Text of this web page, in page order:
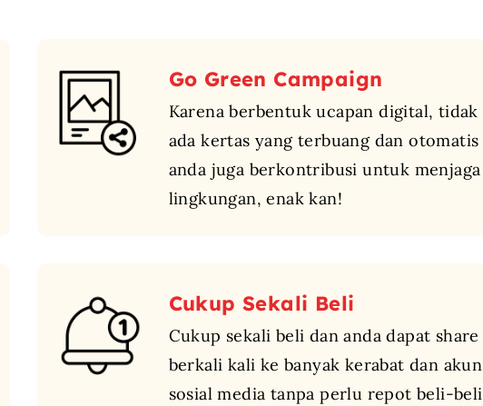
Go Green Campaign
Karena berbentuk ucapan digital, tidak
ada kertas yang terbuang dan otomatis
anda juga berkontribusi untuk menjaga
lingkungan, enak kan!
Cukup Sekali Beli
Cukup sekali beli dan anda dapat share
berkali kali ke banyak kerabat dan akun
sosial media tanpa perlu repot beli-beli